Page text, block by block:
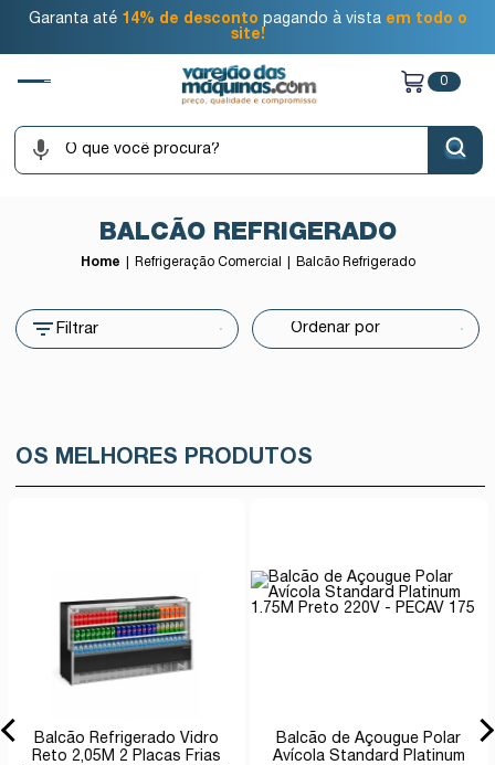
Garanta até 14% de desconto pagando à vista em todo o
site!
0
BALCÃO REFRIGERADO
Home Refrigeração Comercial Balcão Refrigerado
Filtrar
OS MELHORES PRODUTOS
Balcão Refrigerado Vidro
Reto 2,05M 2 Placas Frias
Balcão de Açougue Polar
Avícola Standard Platinum